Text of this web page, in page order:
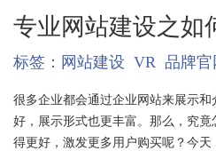
专业网站建设之如
标签： 网站建设 VR 品牌官
很多企业都会通过企业网站来展示
好，展示形式也更丰富。那么，究
得更好，激发更多用户购买呢？今